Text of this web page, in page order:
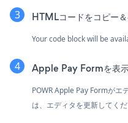
HTMLコードをコピー
Your code block will be
Apple Pay Formを表
POWR Apple Pay Formがエ
は、エディタを更新してく